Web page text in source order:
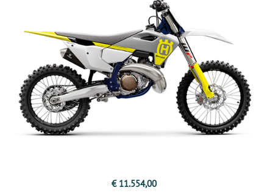
€ 11.554,00